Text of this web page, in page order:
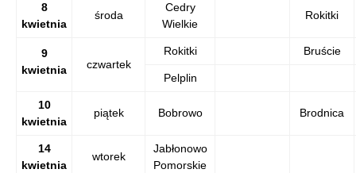
8
kwietnia
środa
Cedry
Wielkie
Rokitki
9
kwietnia
czwartek
Rokitki Bruście
Pelplin
10
kwietnia
piątek Bobrowo Brodnica
14
kwietnia
wtorek
Jabłonowo
Pomorskie